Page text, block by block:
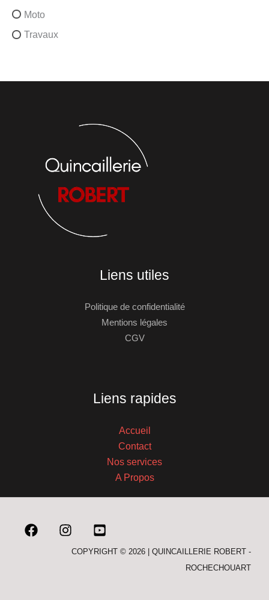
Moto
Travaux
Liens utiles
Politique de confidentialité
Mentions légales
CGV
Liens rapides
Accueil
Contact
Nos services
A Propos
COPYRIGHT © 2026 | QUINCAILLERIE ROBERT -
ROCHECHOUART